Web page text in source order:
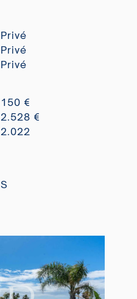
Privé
Privé
Privé
150 €
2.528 €
2.022
S